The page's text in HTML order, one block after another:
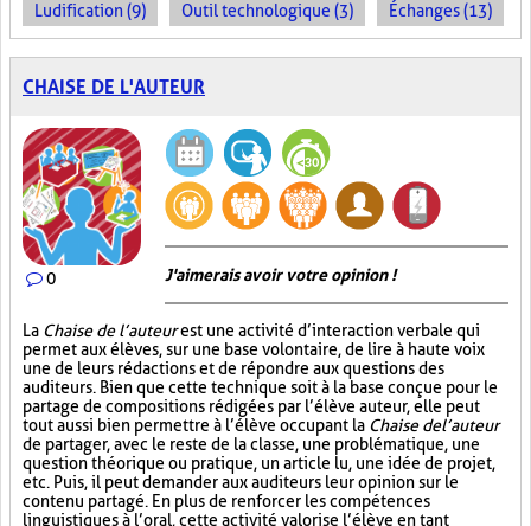
Ludification (9) Outil technologique (3) Échanges (13)
CHAISE DE L'AUTEUR
0 J'aimerais avoir votre opinion !
La Chaise de l’auteurest une activité d’interaction verbale qui
permet aux élèves, sur une base volontaire, de lire à haute voix
une de leurs rédactions et de répondre aux questions des
auditeurs. Bien que cette technique soit à la base conçue pour le
partage de compositions rédigées par l’élève auteur, elle peut
tout aussi bien permettre à l’élève occupant la Chaise de l’auteur
de partager, avec le reste de la classe, une problématique, une
question théorique ou pratique, un article lu, une idée de projet,
etc. Puis, il peut demander aux auditeurs leur opinion sur le
contenu partagé. En plus de renforcer les compétences
linguistiques à l’oral, cette activité valorise l’élève en tant